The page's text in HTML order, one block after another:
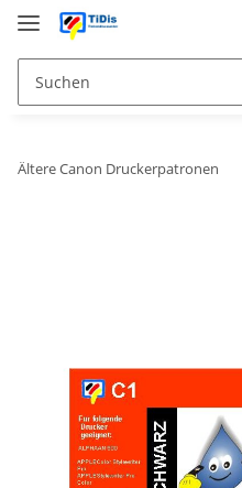
Ältere Canon Druckerpatronen